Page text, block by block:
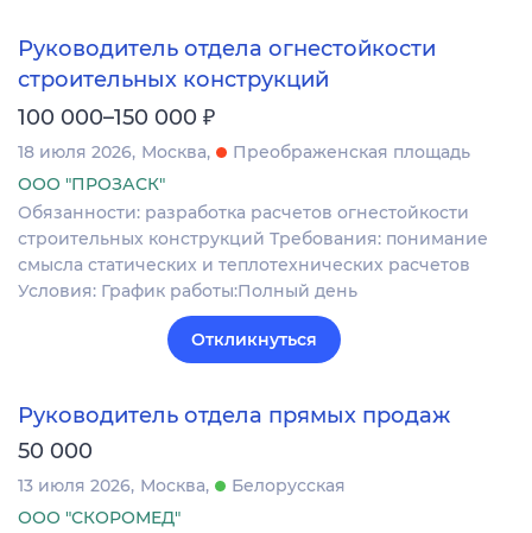
Руководитель отдела огнестойкости
строительных конструкций
100 000–150 000 ₽
18 июля 2026 Москва
Преображенская площадь
ООО "ПРОЗАСК"
Обязанности: разработка расчетов огнестойкости
строительных конструкций Требования: понимание
смысла статических и теплотехнических расчетов
Условия: График работы:Полный день
Откликнуться
Руководитель отдела прямых продаж
50 000
13 июля 2026 Москва
Белорусская
ООО "СКОРОМЕД"